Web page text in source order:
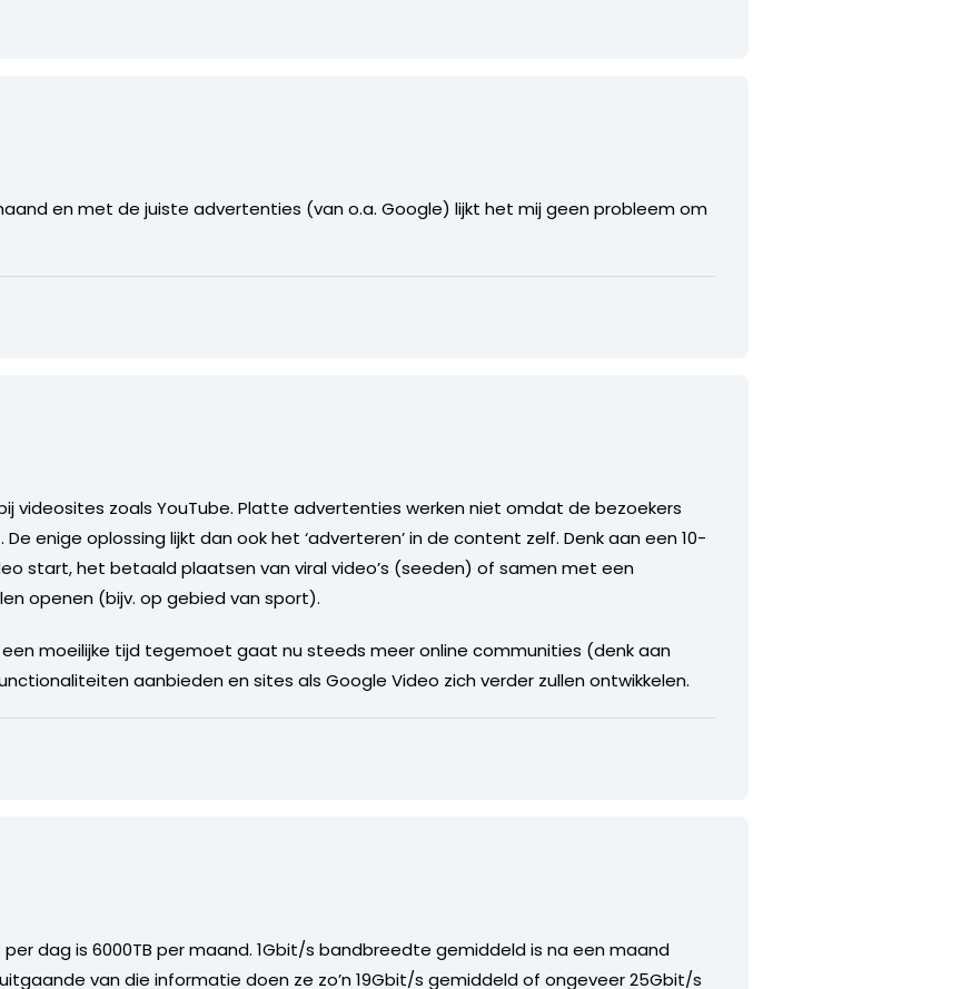
en met de juiste advertenties (van o.a. Google) lijkt het mij geen probleem om
videosites zoals YouTube. Platte advertenties werken niet omdat de bezoekers
enige oplossing lijkt dan ook het ‘adverteren’ in de content zelf. Denk aan een 10-
start, het betaald plaatsen van viral video’s (seeden) of samen met een
openen (bijv. op gebied van sport).
moeilijke tijd tegemoet gaat nu steeds meer online communities (denk aan
aanbieden en sites als Google Video zich verder zullen ontwikkelen.
per dag is 6000TB per maand. 1Gbit/s bandbreedte gemiddeld is na een maand
uitgaande van die informatie doen ze zo’n 19Gbit/s gemiddeld of ongeveer 25Gbit/s